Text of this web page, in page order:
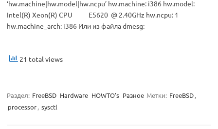
‘hw.machine|hw.model|hw.ncpu’ hw.machine: i386 hw.model:
Intel(R) Xeon(R) CPU E5620 @ 2.40GHz hw.ncpu: 1
hw.machine_arch: i386 Или из файла dmesg:
21 total views
Раздел: FreeBSD Hardware HOWTO's Разное Метки: FreeBSD,
processor, sysctl